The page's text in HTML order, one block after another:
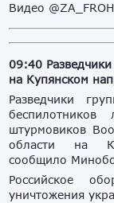
Видео
09:40
на Купянском
Разведчики
беспилотников
штурмовиков
области на
сообщило
Российское
уничтожения